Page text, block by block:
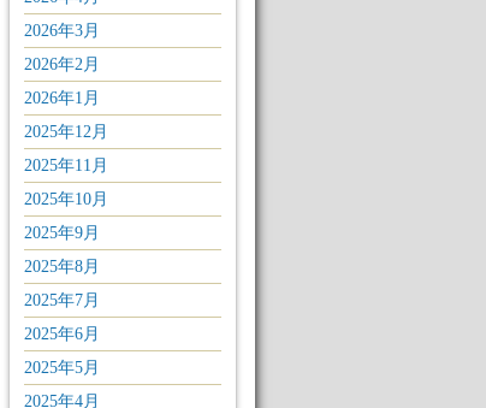
2026年3月
2026年2月
2026年1月
2025年12月
2025年11月
2025年10月
2025年9月
2025年8月
2025年7月
2025年6月
2025年5月
2025年4月